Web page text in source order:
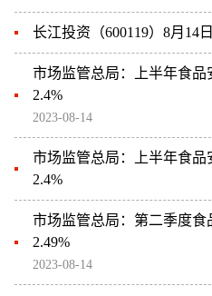
长江投资（600119）8月14
市场监管总局：上半年食
2.4%
2023-08-14
市场监管总局：上半年食
2.4%
市场监管总局：第二季度
2.49%
2023-08-14